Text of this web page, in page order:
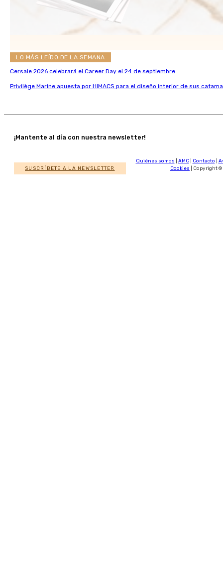
LO MÁS LEÍDO DE LA SEMANA
Cersaie 2026 celebrará el Career Day el 24 de septiembre
Privilège Marine apuesta por HIMACS para el diseño interior de sus
¡Mantente al día con nuestra newsletter!
SUSCRÍBETE A LA NEWSLETTER
Quiénes somos AMC| Contacto
Cookies | Copyright